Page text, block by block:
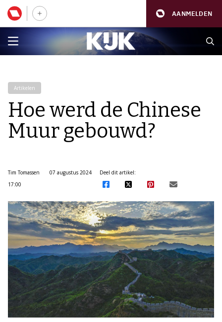
AANMELDEN
Artikelen
Hoe werd de Chinese
Muur gebouwd?
Tim Tomassen
07 augustus 2024
17:00
Deel dit artikel: